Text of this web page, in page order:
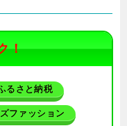
！
るさと納税
ファッション